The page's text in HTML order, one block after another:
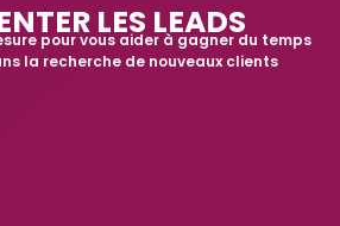
LES LEADS
pour vous aider à gagner du temps
la recherche de nouveaux clients